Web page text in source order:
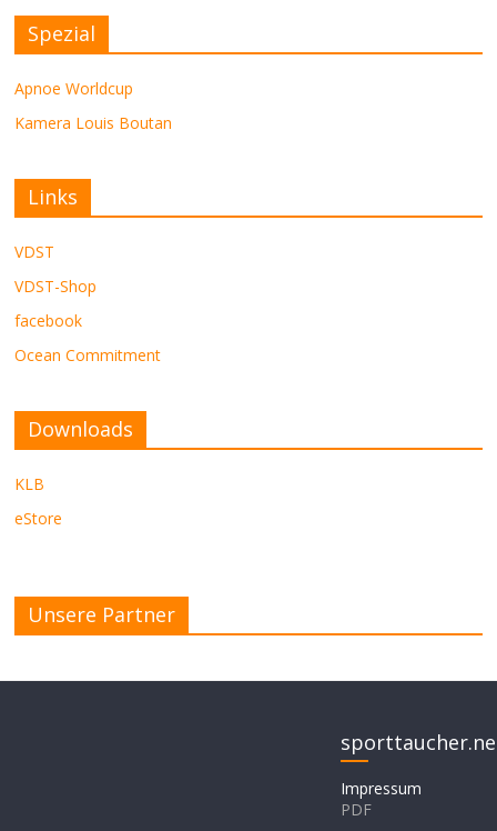
Spezial
Apnoe Worldcup
Kamera Louis Boutan
Links
VDST
VDST-Shop
facebook
Ocean Commitment
Downloads
KLB
eStore
Unsere Partner
Impressum
PDF